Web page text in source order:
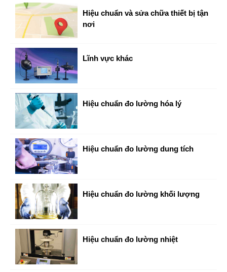
Hiệu chuẩn và sửa chữa thiết bị tận
nơi
Lĩnh vực khác
Hiệu chuẩn đo lường hóa lý
Hiệu chuẩn đo lường dung tích
Hiệu chuẩn đo lường khối lượng
Hiệu chuẩn đo lường nhiệt